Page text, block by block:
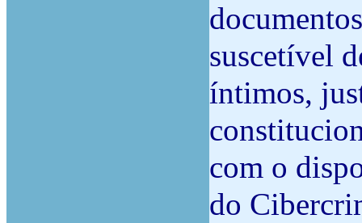
suscetível
íntimos,
com o
do